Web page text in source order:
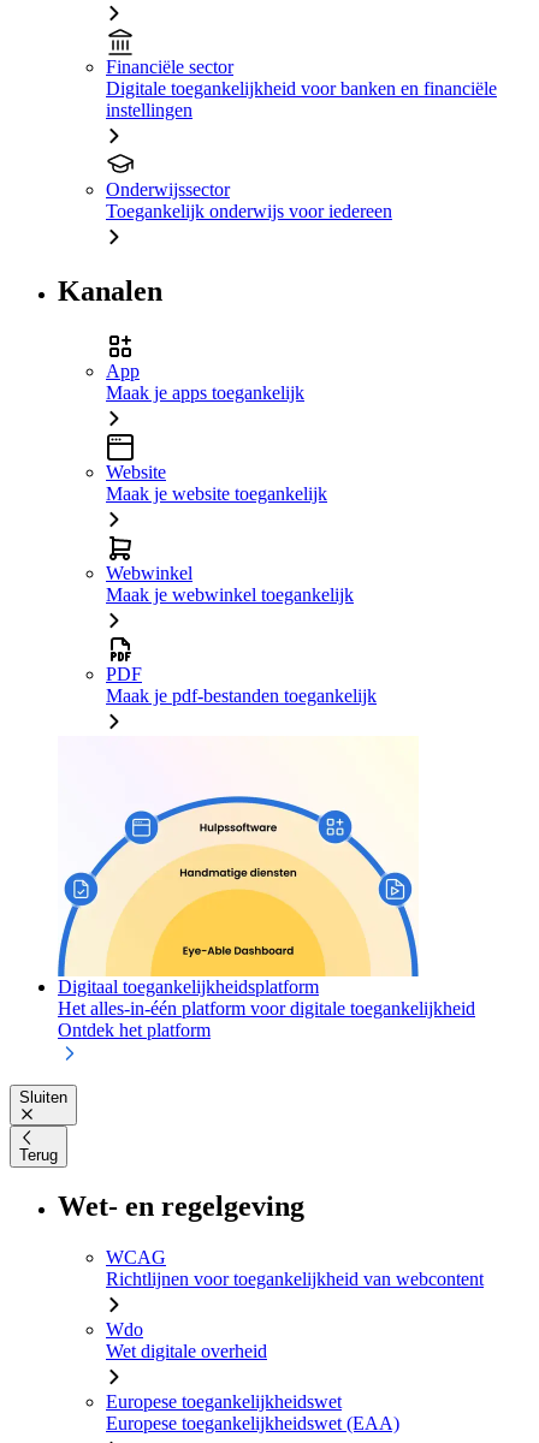
Financiële sector
Digitale toegankelijkheid voor banken en financiële
instellingen
Onderwijssector
Toegankelijk onderwijs voor iedereen
Kanalen
App
Maak je apps toegankelijk
Website
Maak je website toegankelijk
Webwinkel
Maak je webwinkel toegankelijk
PDF
Maak je pdf-bestanden toegankelijk
Digitaal toegankelijkheidsplatform
Het alles-in-één platform voor digitale toegankelijkheid
Ontdek het platform
Sluiten
Terug
Wet- en regelgeving
WCAG
Richtlijnen voor toegankelijkheid van webcontent
Wdo
Wet digitale overheid
Europese toegankelijkheidswet
Europese toegankelijkheidswet (EAA)